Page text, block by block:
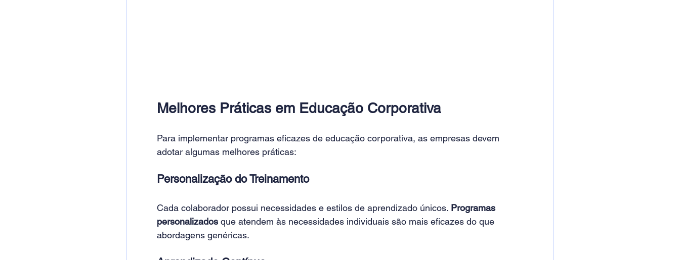
Melhores Práticas em Educação Corporativa
Para implementar programas eficazes de educação corporativa, as empresas devem
adotar algumas melhores práticas:
Personalização do Treinamento
Cada colaborador possui necessidades e estilos de aprendizado únicos. Programas
personalizados que atendem às necessidades individuais são mais eficazes do que
abordagens genéricas.